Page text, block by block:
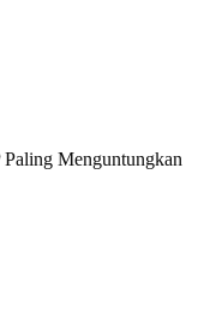
Menguntungkan